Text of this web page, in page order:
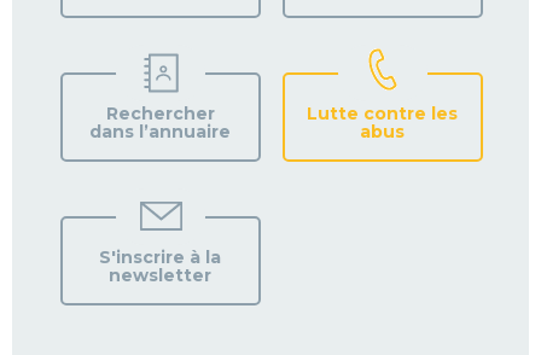
Rechercher
dans l’annuaire
Lutte contre les
abus
S'inscrire à la
newsletter